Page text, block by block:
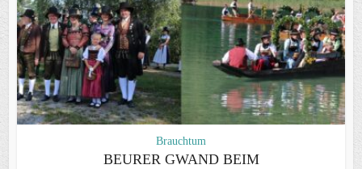
Brauchtum
BEURER GWAND BEIM